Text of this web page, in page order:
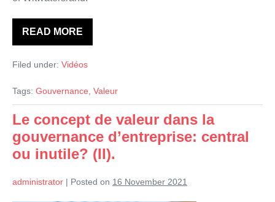
READ MORE
Le
concept
valeur
gouvernance
d’entreprise:
central
ou
inutile?
(III).
Filed under: Vidéos
Tags: Gouvernance, Valeur
Le concept de valeur dans la
gouvernance d’entreprise: central
ou inutile? (II).
administrator | Posted on 16 November 2021